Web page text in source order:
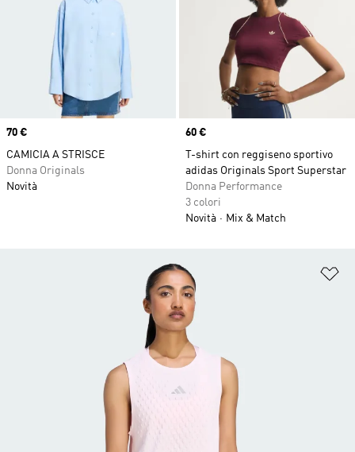
Price
70 €
CAMICIA A STRISCE
Donna Originals
Novità
Price
60 €
T-shirt con reggiseno sportivo
adidas Originals Sport Superstar
Donna Performance
3 colori
Novità
Mix & Match